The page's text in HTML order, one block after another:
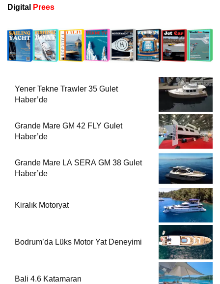
Digital Prees
Yener Tekne Trawler 35 Gulet
Haber’de
Grande Mare GM 42 FLY Gulet
Haber’de
Grande Mare LA SERA GM 38 Gulet
Haber’de
Kiralık Motoryat
Bodrum’da Lüks Motor Yat Deneyimi
Bali 4.6 Katamaran